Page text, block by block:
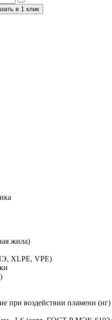
в 1 клик
жила)
XLPE, VPE)
при воздействии пламени (нг)